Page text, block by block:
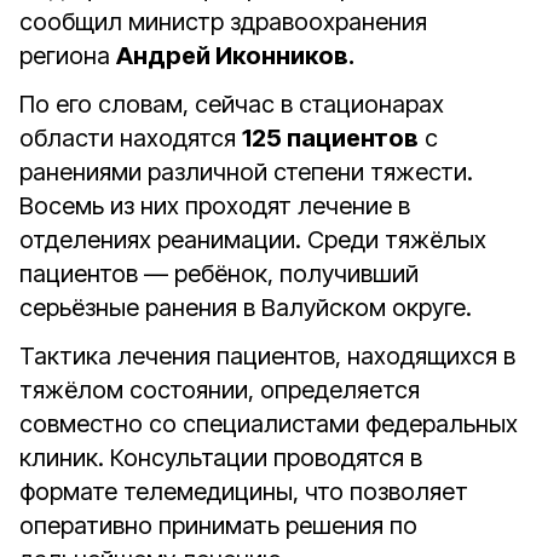
сообщил министр здравоохранения
региона Андрей Иконников.
По его словам, сейчас в стационарах
области находятся 125 пациентов с
ранениями различной степени тяжести.
Восемь из них проходят лечение в
отделениях реанимации. Среди тяжёлых
пациентов — ребёнок, получивший
серьёзные ранения в Валуйском округе.
Тактика лечения пациентов, находящихся в
тяжёлом состоянии, определяется
совместно со специалистами федеральных
клиник. Консультации проводятся в
формате телемедицины, что позволяет
оперативно принимать решения по